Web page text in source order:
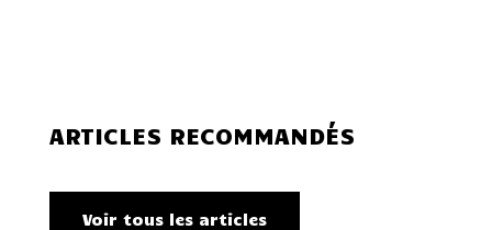
ARTICLES RECOMMANDÉS
Voir tous les articles